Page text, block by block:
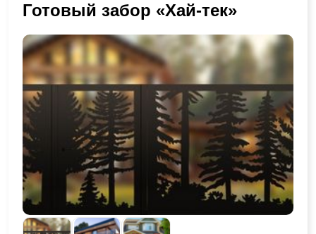
Готовый забор «Хай-тек»